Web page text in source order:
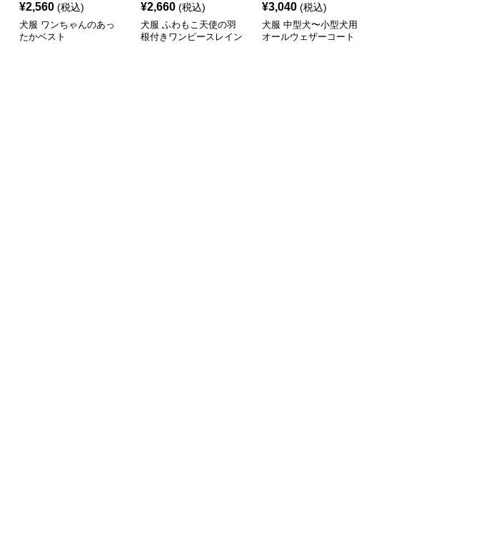
¥2,560 (税込)
犬服 ワンちゃんのあっ
たかベスト
¥2,660 (税込)
犬服 ふわもこ天使の羽
根付きワンピースレイン
¥3,040 (税込)
犬服 中型犬〜小型犬用
オールウェザーコート